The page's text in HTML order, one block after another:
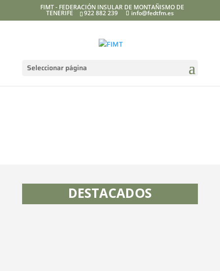
FIMT - FEDERACIÓN INSULAR DE MONTAÑISMO DE
TENERIFE 922 882 239 info@fedtfm.es
Seleccionar página
DESTACADOS